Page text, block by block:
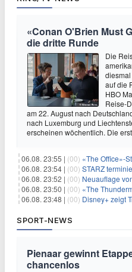
«Conan O'Brien Must
die dritte Runde
Die
auf die
HBO
Reise-
am 22. August nach
nach Luxemburg und
erscheinen wöchentlich. Die
06.08. 23:55 | (00) «The Office»-Star
06.08. 23:54 | (00) STARZ
06.08. 23:52 | (00) Neuauflage von
06.08. 23:50 | (00) «The
06.08. 23:48 | (00) Disney+ zeigt
SPORT-NEWS
Pienaar gewinnt
chancenlos